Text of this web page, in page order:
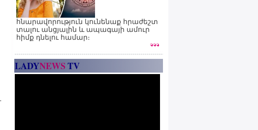
հնարավորություն կունենաք հրաժեշտ
տալու անցյալին և ապագայի ամուր
հիմք դնելու համար։
LADYNEWSTV